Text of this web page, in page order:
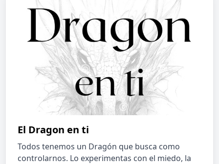
El Dragon en ti
Todos tenemos un Dragón que busca como
controlarnos. Lo experimentas con el miedo, la